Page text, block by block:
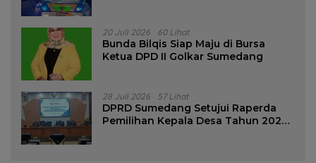
20 Juli 2026 60 Lihat
Bunda Bilqis Siap Maju di Bursa
Ketua DPD II Golkar Sumedang
28 Juli 2026 57 Lihat
DPRD Sumedang Setujui Raperda
Pemilihan Kepala Desa Tahun 2026